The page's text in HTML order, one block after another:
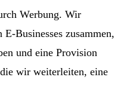
Werbung. Wir
Businesses zusammen,
und eine Provision
wir weiterleiten, eine